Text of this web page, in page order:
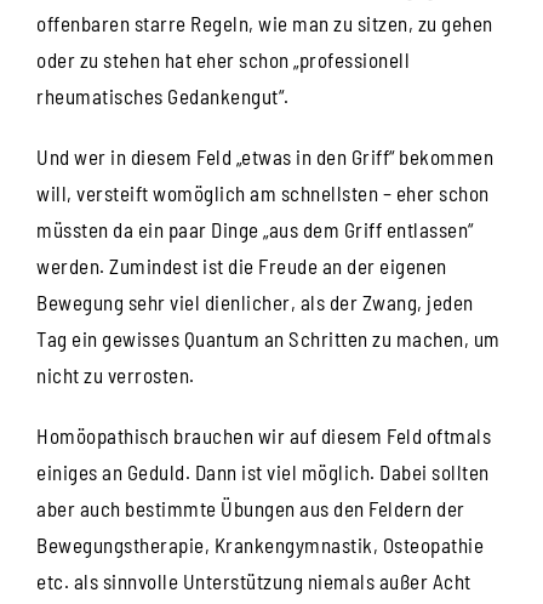
offenbaren starre Regeln, wie man zu sitzen, zu gehen
oder zu stehen hat eher schon „professionell
rheumatisches Gedankengut“.
Und wer in diesem Feld „etwas in den Griff“ bekommen
will, versteift womöglich am schnellsten – eher schon
müssten da ein paar Dinge „aus dem Griff entlassen“
werden. Zumindest ist die Freude an der eigenen
Bewegung sehr viel dienlicher, als der Zwang, jeden
Tag ein gewisses Quantum an Schritten zu machen, um
nicht zu verrosten.
Homöopathisch brauchen wir auf diesem Feld oftmals
einiges an Geduld. Dann ist viel möglich. Dabei sollten
aber auch bestimmte Übungen aus den Feldern der
Bewegungstherapie, Krankengymnastik, Osteopathie
etc. als sinnvolle Unterstützung niemals außer Acht